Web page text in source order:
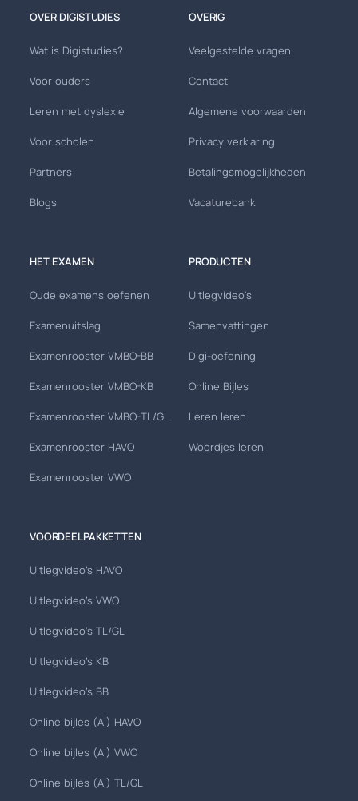
OVER DIGISTUDIES
Wat is Digistudies?
Voor ouders
Leren met dyslexie
Voor scholen
Partners
Blogs
OVERIG
Veelgestelde vragen
Contact
Algemene voorwaarden
Privacy verklaring
Betalingsmogelijkheden
Vacaturebank
HET EXAMEN
Oude examens oefenen
Examenuitslag
Examenrooster VMBO-BB
Examenrooster VMBO-KB
Examenrooster VMBO-TL/GL
Examenrooster HAVO
Examenrooster VWO
PRODUCTEN
Uitlegvideo's
Samenvattingen
Digi-oefening
Online Bijles
Leren leren
Woordjes leren
VOORDEELPAKKETTEN
Uitlegvideo's HAVO
Uitlegvideo's VWO
Uitlegvideo's TL/GL
Uitlegvideo's KB
Uitlegvideo's BB
Online bijles (AI) HAVO
Online bijles (AI) VWO
Online bijles (AI) TL/GL